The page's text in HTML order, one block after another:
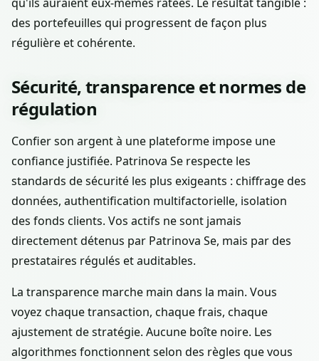
des portefeuilles qui progressent de façon plus
régulière et cohérente.
Sécurité, transparence et normes de
régulation
Confier son argent à une plateforme impose une
confiance justifiée. Patrinova Se respecte les
standards de sécurité les plus exigeants : chiffrage des
données, authentification multifactorielle, isolation
des fonds clients. Vos actifs ne sont jamais
directement détenus par Patrinova Se, mais par des
prestataires régulés et auditables.
La transparence marche main dans la main. Vous
voyez chaque transaction, chaque frais, chaque
ajustement de stratégie. Aucune boîte noire. Les
algorithmes fonctionnent selon des règles que vous